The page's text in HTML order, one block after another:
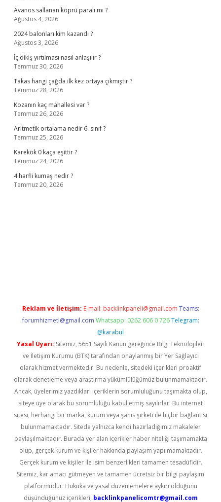
Avanos sallanan köprü paralı mı ?
Ağustos 4, 2026
2024 balonları kim kazandı ?
Ağustos 3, 2026
İç dikiş yırtılması nasıl anlaşılır ?
Temmuz 30, 2026
Takas hangi çağda ilk kez ortaya çıkmıştır ?
Temmuz 28, 2026
Kozanın kaç mahallesi var ?
Temmuz 26, 2026
Aritmetik ortalama nedir 6. sınıf ?
Temmuz 25, 2026
Karekök 0 kaça eşittir ?
Temmuz 24, 2026
4 harfli kumaş nedir ?
Temmuz 20, 2026
Reklam ve İletişim: E-mail: backlinkpaneli@gmail.com Teams:
forumhizmeti@gmail.com Whatsapp: 0262 606 0 726 Telegram:
@karabul
Yasal Uyarı: Sitemiz, 5651 Sayılı Kanun gereğince Bilgi Teknolojileri
ve İletişim Kurumu (BTK) tarafından onaylanmış bir Yer Sağlayıcı
olarak hizmet vermektedir. Bu nedenle, sitedeki içerikleri proaktif
olarak denetleme veya araştırma yükümlülüğümüz bulunmamaktadır.
Ancak, üyelerimiz yazdıkları içeriklerin sorumluluğunu taşımakta olup,
siteye üye olarak bu sorumluluğu kabul etmiş sayılırlar. Bu internet
sitesi, herhangi bir marka, kurum veya şahıs şirketi ile hiçbir bağlantısı
bulunmamaktadır. Sitede yalnızca kendi hazırladığımız makaleler
paylaşılmaktadır. Burada yer alan içerikler haber niteliği taşımamakta
olup, gerçek kurum ve kişiler hakkında paylaşım yapılmamaktadır.
Gerçek kurum ve kişiler ile isim benzerlikleri tamamen tesadüfidir.
Sitemiz, kar amacı gütmeyen ve tamamen ücretsiz bir bilgi paylaşım
platformudur. Hukuka ve yasal düzenlemelere aykırı olduğunu
düşündüğünüz içerikleri, backlinkpanelicomtr@gmail.com